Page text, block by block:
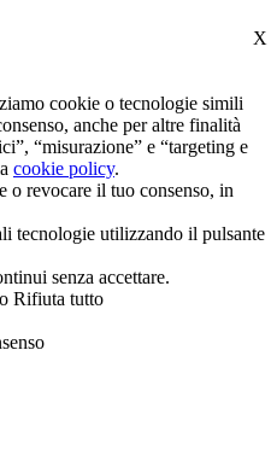
X
cookie o tecnologie simili
anche per altre finalità
“misurazione” e “targeting e
cookie policy.
o revocare il tuo consenso, in
tecnologie utilizzando il pulsante
senza accettare.
Rifiuta tutto